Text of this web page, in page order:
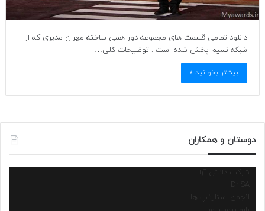
دانلود تمامی قسمت های مجموعه دور همی ساخته مهران مدیری که از
شبکه نسیم پخش شده است . توضیحات کلی…
بیشتر بخوانید »
دوستان و همکاران
شرکت دانش آرا
انجمن استارتاپ ها